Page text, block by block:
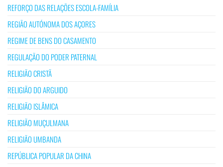
REFORÇO DAS RELAÇÕES ESCOLA-FAMÍLIA
REGIÃO AUTÓNOMA DOS AÇORES
REGIME DE BENS DO CASAMENTO
REGULAÇÃO DO PODER PATERNAL
RELIGIÃO CRISTÃ
RELIGIÃO DO ARGUIDO
RELIGIÃO ISLÂMICA
RELIGIÃO MUÇULMANA
RELIGIÃO UMBANDA
REPÚBLICA POPULAR DA CHINA